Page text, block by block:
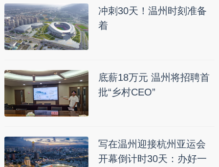
冲刺30天！温州时刻准备
着
底薪18万元 温州将招聘首
批“乡村CEO”
写在温州迎接杭州亚运会
开幕倒计时30天：办好一